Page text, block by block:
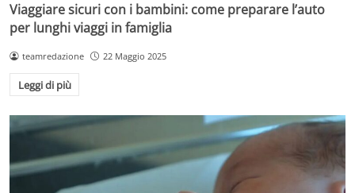
Viaggiare sicuri con i bambini: come preparare l’auto
per lunghi viaggi in famiglia
teamredazione 22 Maggio 2025
Leggi di più